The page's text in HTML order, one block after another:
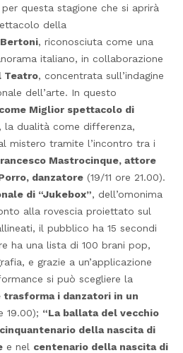
questa stagione che si aprirà
della
, riconosciuta come una
italiano, in collaborazione
Teatro, concentrata sull’indagine
dell’arte. In questo
Miglior spettacolo di
dualità come differenza,
mistero tramite l’incontro tra i
Mastrocinque, attore
danzatore(19/11 ore 21.00).
di “Jukebox”, dell’omonima
alla rovescia proiettato sul
il pubblico ha 15 secondi
ha una lista di 100 brani pop,
e grazie a un’applicazione
si può scegliere la
trasforma i danzatori in un
19.00); “La ballata del vecchio
della nascita di
e nel centenario della nascita di